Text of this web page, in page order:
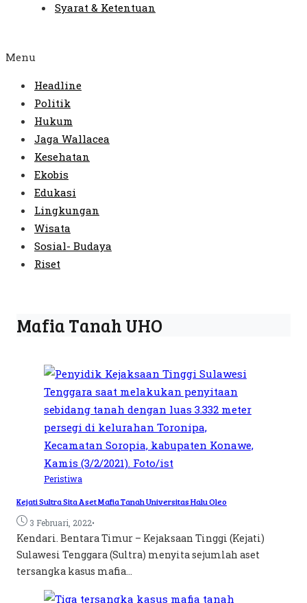
Syarat & Ketentuan
Menu
Headline
Politik
Hukum
Jaga Wallacea
Kesehatan
Ekobis
Edukasi
Lingkungan
Wisata
Sosial- Budaya
Riset
Mafia Tanah UHO
Peristiwa
Kejati Sultra Sita Aset Mafia Tanah Universitas Halu Oleo
3 Februari, 2022•
Kendari. Bentara Timur – Kejaksaan Tinggi (Kejati)
Sulawesi Tenggara (Sultra) menyita sejumlah aset
tersangka kasus mafia...